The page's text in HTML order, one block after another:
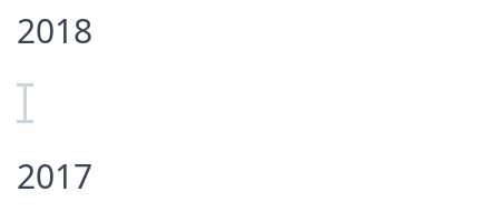
2018
2017